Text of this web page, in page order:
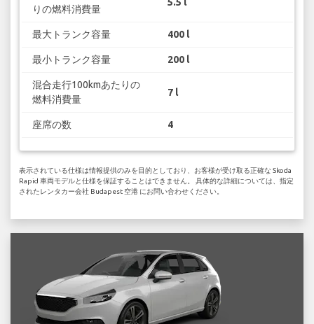
りの燃料消費量
最大トランク容量 400 l
最小トランク容量 200 l
混合走行100kmあたりの
燃料消費量
7 l
座席の数 4
表示されている仕様は情報提供のみを目的としており、お客様が受け取る正確な Skoda
Rapid 車両モデルと仕様を保証することはできません。 具体的な詳細については、指定
されたレンタカー会社 Budapest 空港 にお問い合わせください。